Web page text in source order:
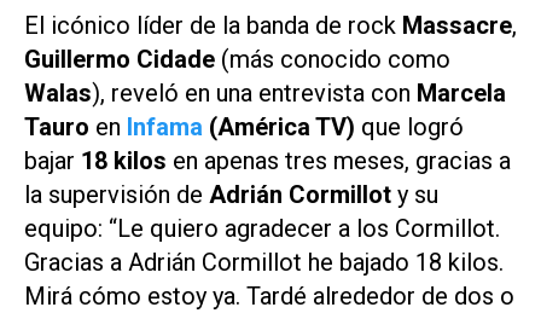
El icónico líder de la banda de rock Massacre,
Guillermo Cidade (más conocido como
Walas), reveló en una entrevista con Marcela
Tauro en Infama (América TV) que logró
bajar 18 kilos en apenas tres meses, gracias a
la supervisión de Adrián Cormillot y su
equipo: “Le quiero agradecer a los Cormillot.
Gracias a Adrián Cormillot he bajado 18 kilos.
Mirá cómo estoy ya. Tardé alrededor de dos o